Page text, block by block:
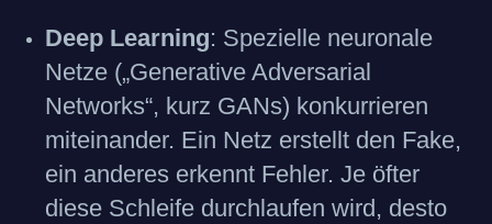
Deep Learning: Spezielle neuronale
Netze („Generative Adversarial
Networks“, kurz GANs) konkurrieren
miteinander. Ein Netz erstellt den Fake,
ein anderes erkennt Fehler. Je öfter
diese Schleife durchlaufen wird, desto